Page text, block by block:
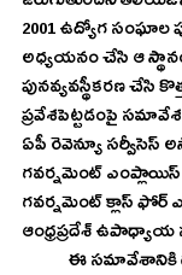
2001 ఉద్యోగ సంఘాల
అధ్యయనం చేసి ఆ
పునవ్యవస్థీకరణ చేసి
ప్రవేశపెట్టడంపై
ఏపీ రెవెన్యూ
గవర్నమెంట్
గవర్నమెంట్ క్లాస్
ఆంధ్రప్రదేశ్